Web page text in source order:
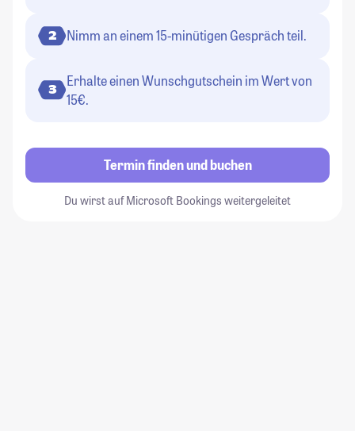
2 Nimm an einem 15-minütigen Gespräch teil.
3
Erhalte einen Wunschgutschein im Wert von
15€.
Termin finden und buchen
Du wirst auf Microsoft Bookings weitergeleitet